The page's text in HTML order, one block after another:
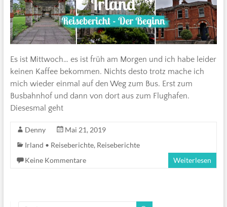
Es ist Mittwoch… es ist früh am Morgen und ich habe leider
keinen Kaffee bekommen. Nichts desto trotz mache ich
mich wieder einmal auf den Weg zum Bus. Erst zum
Busbahnhof und dann von dort aus zum Flughafen.
Diesesmal geht
Denny
Mai 21, 2019
Irland • Reiseberichte, Reiseberichte
Keine Kommentare
Weiterlesen